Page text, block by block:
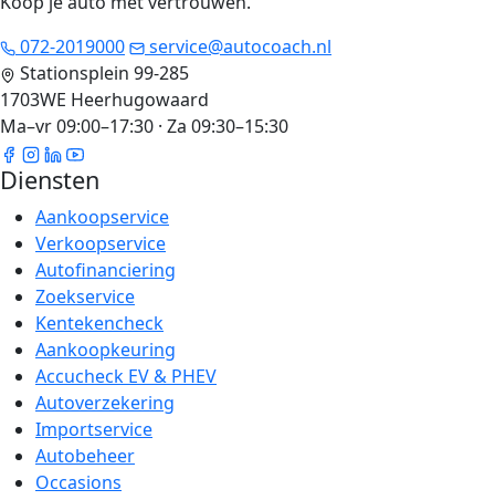
072-2019000
service@autocoach.nl
Stationsplein 99-285
1703WE Heerhugowaard
Ma–vr 09:00–17:30 · Za 09:30–15:30
Diensten
Aankoopservice
Verkoopservice
Autofinanciering
Zoekservice
Kentekencheck
Aankoopkeuring
Accucheck EV & PHEV
Autoverzekering
Importservice
Autobeheer
Occasions